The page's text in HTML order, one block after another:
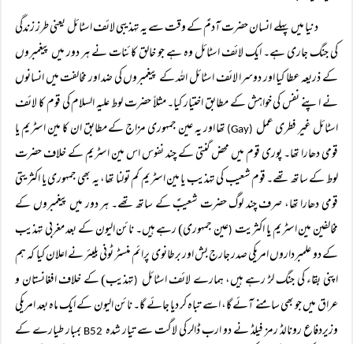
دنیا میں پہلے انسان حضرت آدمؑ کے وقت سے یہ تہذیبی لائف اسٹائل یعنی طرز زندگی
کی جنگ جاری ہے۔ ایک لائف اسٹائل وہ ہے جو خالق کائنات نے ہر دور میں پیغمبروں
کے ذریعہ عطا کیا اور دوسرا لائف اسٹائل اللہ کے پیغمبروں کی ضد اور مخالفت میں انسانوں
نے اپنے نفس کی خواہش کے مطابق اختیار کیا۔ مثلاً حضرت لوط علیہ السلام کی قوم کا لائف
اسٹائل غیر فطری عمل (Gay)
تھا اور یہ عین جمہوری مزاج کے مطابق ان کا مین اسٹریم یا
قومی دھارا تھا۔ پوری قوم میں محض گنتی کے چند نفوس اس مین اسٹریم کے خلاف حضرت
لوط کے ساتھ تھے۔ قوم شعیب کی تہذیب یا مین اسٹریم کم تولنا تھا، یہ بھی جمہوری یا اکثریتی
قومی دھارا تھا، صرف چند لوگ حضرت شعیبؑ کے ساتھ تھے۔ ہر دور میں پیغمبروں کے
مخالفین مین اسٹریم یا اکثریت (عین جمہوری) رہے ہیں۔ نائن الیون کے بعد مغربی تہذیب
کے دو علمبرداروں امریکی صدر جارج بش اور برطانوی پرائم منسٹر ٹونی بلیئر نے اعلان کیا کہ ہم
اپنی بقاء کی جنگ لڑ رہے ہیں، ہمارے لائف اسٹائل (تہذیب) کے خلاف افغانستان و
عراق میں جو بھی سامنے آئے گا، اسے تباہ کر دیا جائے گا۔ نائن الیون کے ایک ماہ بعد امریکی
وزیردفاع رونالڈ رمز فیلڈ نے دو ارب ڈالر کی لاگت سے تیار شدہ
بمبار طیارے کے